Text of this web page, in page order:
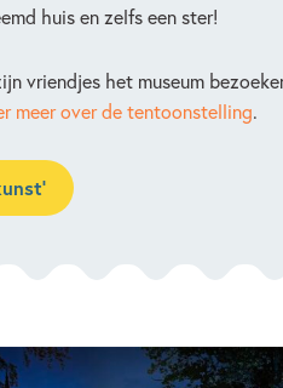
huis en zelfs een ster!
vriendjes het museum
meer over de tentoonstelling.